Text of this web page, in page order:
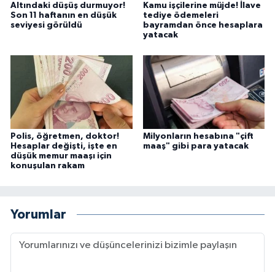
Altındaki düşüş durmuyor!
Son 11 haftanın en düşük
seviyesi görüldü
Kamu işçilerine müjde! İlave
tediye ödemeleri
bayramdan önce hesaplara
yatacak
Polis, öğretmen, doktor!
Hesaplar değişti, işte en
düşük memur maaşı için
konuşulan rakam
Milyonların hesabına "çift
maaş" gibi para yatacak
Yorumlar